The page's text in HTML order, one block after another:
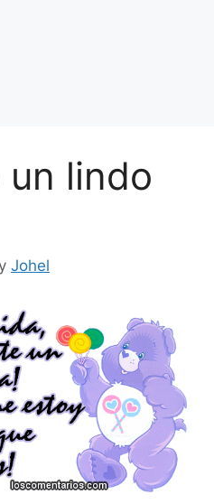
un lindo
Johel